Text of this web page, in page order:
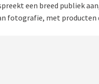
een breed publiek
fotografie, met